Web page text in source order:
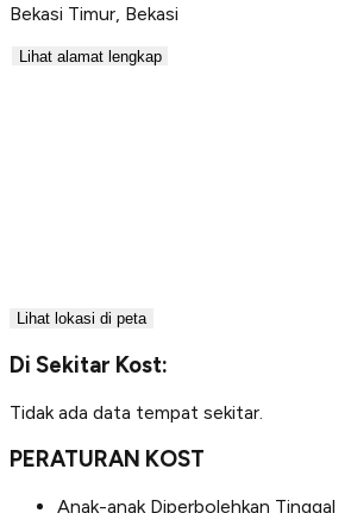
Bekasi Timur Bekasi
Lihat alamat lengkap
Lihat lokasi di peta
Di Sekitar Kost:
Tidak ada data tempat sekitar.
PERATURAN KOST
Anak-anak Diperbolehkan Tinggal